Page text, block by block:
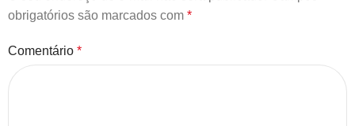
obrigatórios são marcados com *
Comentário *